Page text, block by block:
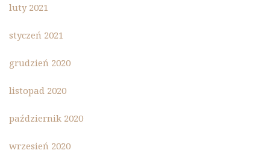
luty 2021
styczeń 2021
grudzień 2020
listopad 2020
październik 2020
wrzesień 2020